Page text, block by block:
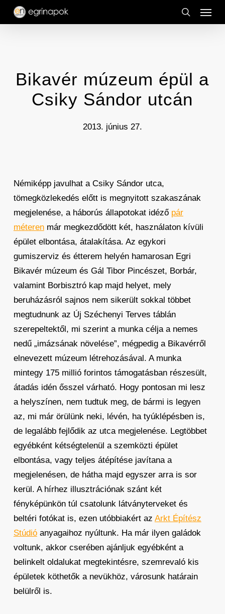
Skip
search
Menu
Bikavér múzeum épül a
Csiky Sándor utcán
2013. június 27.
Némiképp javulhat a Csiky Sándor utca,
tömegközlekedés előtt is megnyitott szakaszának
megjelenése, a háborús állapotokat idéző pár
méterenmár megkezdődött két, használaton kívüli
épület elbontása, átalakítása. Az egykori
gumiszerviz és étterem helyén hamarosan Egri
Bikavér múzeum és Gál Tibor Pincészet, Borbár,
valamint Borbisztró kap majd helyet, mely
beruházásról sajnos nem sikerült sokkal többet
megtudnunk az Új Széchenyi Terves táblán
szerepeltektől, mi szerint a munka célja a nemes
nedű „imázsának növelése”, mégpedig a Bikavérről
elnevezett múzeum létrehozásával. A munka
mintegy 175 millió forintos támogatásban részesült,
átadás idén ősszel várható. Hogy pontosan mi lesz
a helyszínen, nem tudtuk meg, de bármi is legyen
az, mi már örülünk neki, lévén, ha tyúklépésben is,
de legalább fejlődik az utca megjelenése. Legtöbbet
egyébként kétségtelenül a szemközti épület
elbontása, vagy teljes átépítése javítana a
megjelenésen, de hátha majd egyszer arra is sor
kerül. A hírhez illusztrációnak szánt két
fényképünkön túl csatolunk látványterveket és
beltéri fotókat is, ezen utóbbiakért az Arkt Építész
Stúdióanyagaihoz nyúltunk. Ha már ilyen galádok
voltunk, akkor cserében ajánljuk egyébként a
belinkelt oldalukat megtekintésre, szemrevaló kis
épületek köthetők a nevükhöz, városunk határain
belülről is.